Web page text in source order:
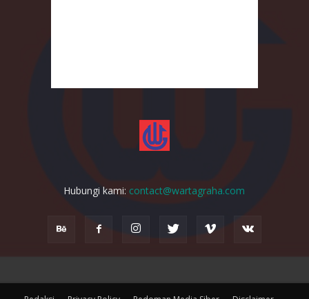
Hubungi kami: contact@wartagraha.com